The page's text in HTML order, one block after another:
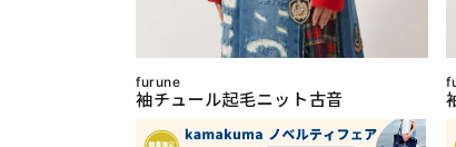
furune
袖チュール起毛ニット古音